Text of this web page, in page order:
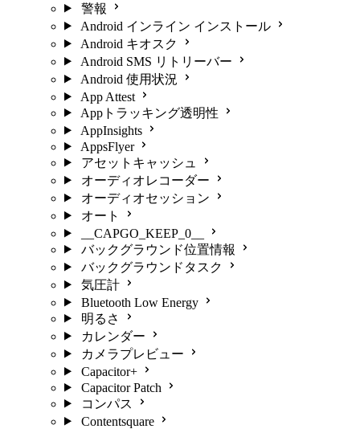
警報
Android インライン インストール
Android キオスク
Android SMS リトリーバー
Android 使用状況
App Attest
Appトラッキング透明性
AppInsights
AppsFlyer
アセットキャッシュ
オーディオレコーダー
オーディオセッション
オート
__CAPGO_KEEP_0__
バックグラウンド位置情報
バックグラウンドタスク
気圧計
Bluetooth Low Energy
明るさ
カレンダー
カメラプレビュー
Capacitor+
Capacitor Patch
コンパス
Contentsquare